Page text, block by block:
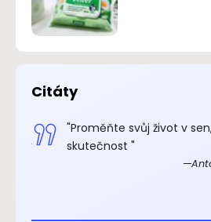
Citáty
"Proměňte svůj život v
skutečnost "